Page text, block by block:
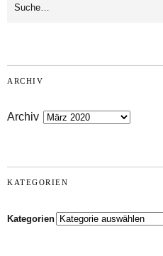
ARCHIV
Archiv
KATEGORIEN
Kategorien